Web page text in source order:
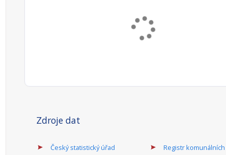
Zdroje dat
Český statistický úřad
Registr komunálních